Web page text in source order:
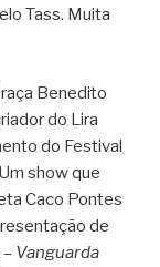
Tass. Muita
Benedito
do Lira
do Festival
show que
Caco Pontes
de
Vanguarda